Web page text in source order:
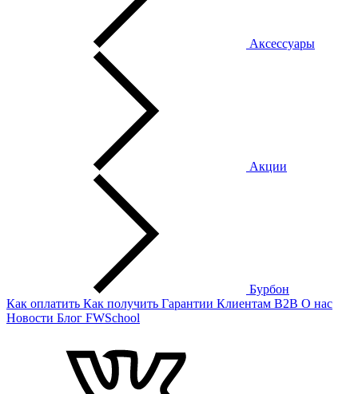
Аксессуары
Акции
Бурбон
Как оплатить Как получить Гарантии Клиентам B2B О нас
Новости Блог FWSchool